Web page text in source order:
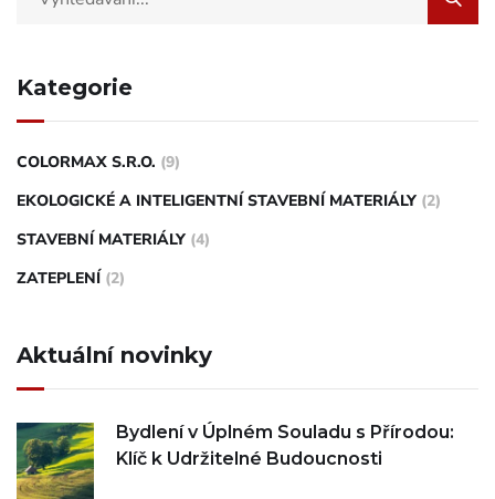
Kategorie
COLORMAX S.R.O. (9)
EKOLOGICKÉ A INTELIGENTNÍ STAVEBNÍ MATERIÁLY (2)
STAVEBNÍ MATERIÁLY (4)
ZATEPLENÍ (2)
Aktuální novinky
Bydlení v Úplném Souladu s Přírodou:
Klíč k Udržitelné Budoucnosti